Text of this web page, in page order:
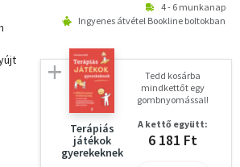
4 - 6 munkanap
Ingyenes átvétel Bookline boltokban
Terápiás
játékok
gyerekeknek
Tedd kosárba
mindkettőt egy
gombnyomással!
A kettő együtt:
6 181 Ft